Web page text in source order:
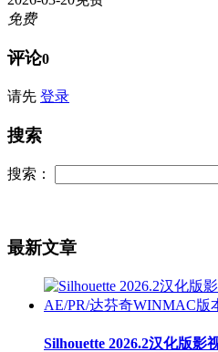
免费
评论0
请先 登录
搜索
搜索：
最新文章
Silhouette 2026.2汉化版